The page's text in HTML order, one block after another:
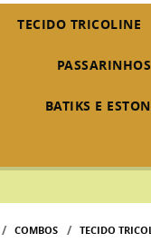
TECIDO TRICOLINE
PASSARINHOS
BATIKS E
COMBOS TECIDO